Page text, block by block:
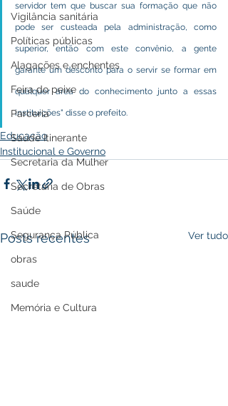
Vigilância sanitária
Políticas públicas
Alagações e enchentes
Feira do peixe
Parceria
Saúde Itinerante
Secretaria da Mulher
Secretaria de Obras
Saúde
Segurança Pública
obras
saude
Memória e Cultura
servidor tem que buscar sua formação que não
pode ser custeada pela administração, como
superior, então com este convênio, a gente
garante um desconto para o servir se formar em
qualquer área do conhecimento junto a essas
instituições" disse o prefeito.
Educação
Institucional e Governo
Posts recentes Ver tudo